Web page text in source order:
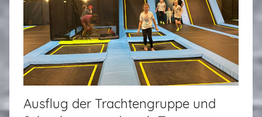
l
e
r
Ausflug der Trachtengruppe und